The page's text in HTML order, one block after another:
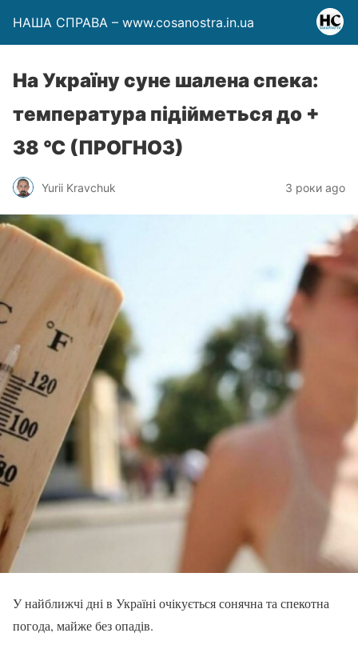
НАША СПРАВА – www.cosanostra.in.ua
На Україну суне шалена спека:
температура підійметься до +
38 °С (ПРОГНОЗ)
Yurii Kravchuk 3 роки ago
У найближчі дні в Україні очікується сонячна та спекотна
погода, майже без опадів.